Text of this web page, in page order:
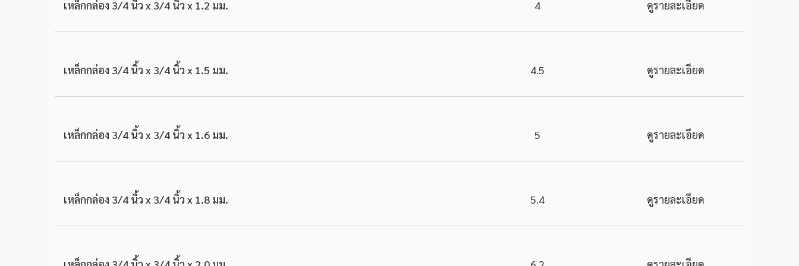
เหล็กกล่อง 3/4 นิ้ว x 3/4 นิ้ว x 1.2 มม. 4 ดูรายละเอียด
เหล็กกล่อง 3/4 นิ้ว x 3/4 นิ้ว x 1.5 มม. 4.5 ดูรายละเอียด
เหล็กกล่อง 3/4 นิ้ว x 3/4 นิ้ว x 1.6 มม. 5 ดูรายละเอียด
เหล็กกล่อง 3/4 นิ้ว x 3/4 นิ้ว x 1.8 มม. 5.4 ดูรายละเอียด